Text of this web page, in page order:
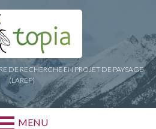
DE RECHERCHE EN PROJET DE PAYSAGE
(LAREP)
MENU